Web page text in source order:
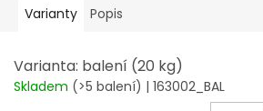
Varianty Popis
Varianta: balení (20 kg)
Skladem (>5 balení) | 163002_BAL